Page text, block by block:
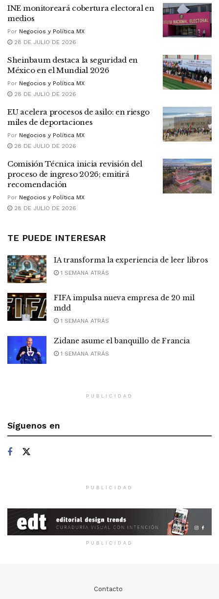
INE monitoreará cobertura electoral en
medios
Por Negocios y Política MX
28 DE JULIO DE 2026
Sheinbaum destaca la seguridad en
México en el Mundial 2026
Por Negocios y Política MX
28 DE JULIO DE 2026
EU acelera procesos de asilo: en riesgo
miles de deportaciones
Por Negocios y Política MX
28 DE JULIO DE 2026
Comisión Técnica inicia revisión del
proceso de ingreso 2026; emitirá
recomendación
Por Negocios y Política MX
28 DE JULIO DE 2026
TE PUEDE INTERESAR
IA transforma la experiencia de leer libros
1 SEMANA ATRÁS
FIFA impulsa nueva empresa de 20 mil
mdd
1 SEMANA ATRÁS
Zidane asume el banquillo de Francia
1 SEMANA ATRÁS
PUBLICIDAD
Síguenos en
PUBLICIDAD
PUBLICIDAD
Contacto